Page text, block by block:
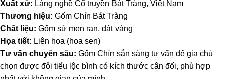
Xuất xứ: Làng nghề Cổ truyền Bát Tràng, Việt Nam
Thương hiệu: Gốm Chín Bát Tràng
Chất liệu: Gốm sứ men rạn, dát vàng
Họa tiết: Liên hoa (hoa sen)
Tư vấn chuyên sâu: Gốm Chín sẵn sàng tư vấn để gia chủ
chọn được đôi tiểu lộc bình có kích thước cân đối, phù hợp